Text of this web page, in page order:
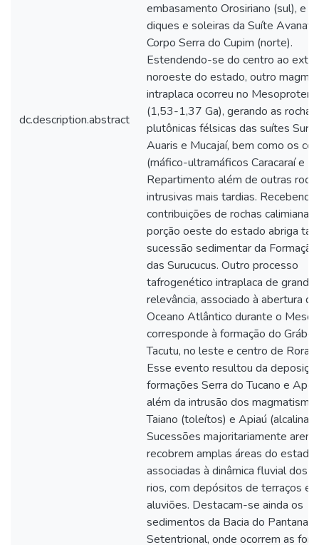
dc.description.abstract
embasamento Orosiriano (sul), e
diques e soleiras da Suíte
Corpo Serra do Cupim (norte).
Estendendo-se do centro ao
noroeste do estado, outro
intraplaca ocorreu no
(1,53-1,37 Ga), gerando as rochas
plutônicas félsicas das suítes
Auaris e Mucajaí, bem como os
(máfico-ultramáficos Caracaraí e
Repartimento além de outras
intrusivas mais tardias. Recebendo
contribuições de rochas
porção oeste do estado abriga
sucessão sedimentar da
das Surucucus. Outro processo
tafrogenético intraplaca de grande
relevância, associado à abertura do
Oceano Atlântico durante o
corresponde à formação do
Tacutu, no leste e centro de
Esse evento resultou da
formações Serra do Tucano e
além da intrusão dos
Taiano (toleítos) e Apiaú
Sucessões majoritariamente
recobrem amplas áreas do estado,
associadas à dinâmica fluvial dos
rios, com depósitos de terraços e
aluviões. Destacam-se ainda os
sedimentos da Bacia do Pantanal
Setentrional, onde ocorrem as